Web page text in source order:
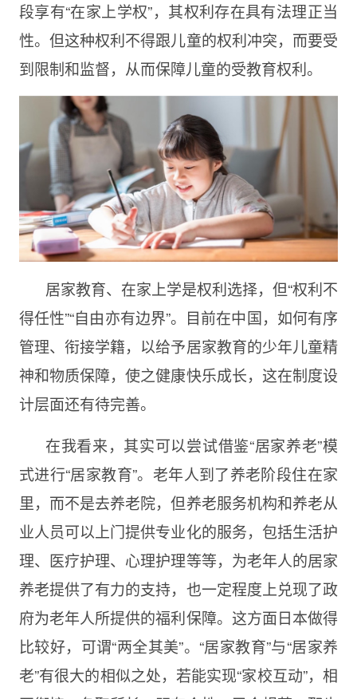
段享有“在家上学权”，其权利存在具有法理正当
性。但这种权利不得跟儿童的权利冲突，而要受
到限制和监督，从而保障儿童的受教育权利。
居家教育、在家上学是权利选择，但“权利不
得任性”“自由亦有边界”。目前在中国，如何有序
管理、衔接学籍，以给予居家教育的少年儿童精
神和物质保障，使之健康快乐成长，这在制度设
计层面还有待完善。
在我看来，其实可以尝试借鉴“居家养老”模
式进行“居家教育”。老年人到了养老阶段住在家
里，而不是去养老院，但养老服务机构和养老从
业人员可以上门提供专业化的服务，包括生活护
理、医疗护理、心理护理等等，为老年人的居家
养老提供了有力的支持，也一定程度上兑现了政
府为老年人所提供的福利保障。这方面日本做得
比较好，可谓“两全其美”。“居家教育”与“居家养
老”有很大的相似之处，若能实现“家校互动”，相